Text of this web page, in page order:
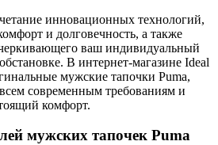
инновационных технологий,
и долговечность, а также
ваш индивидуальный
В интернет-магазине Ideal
мужские тапочки Puma,
современным требованиям и
комфорт.
мужских тапочек Puma